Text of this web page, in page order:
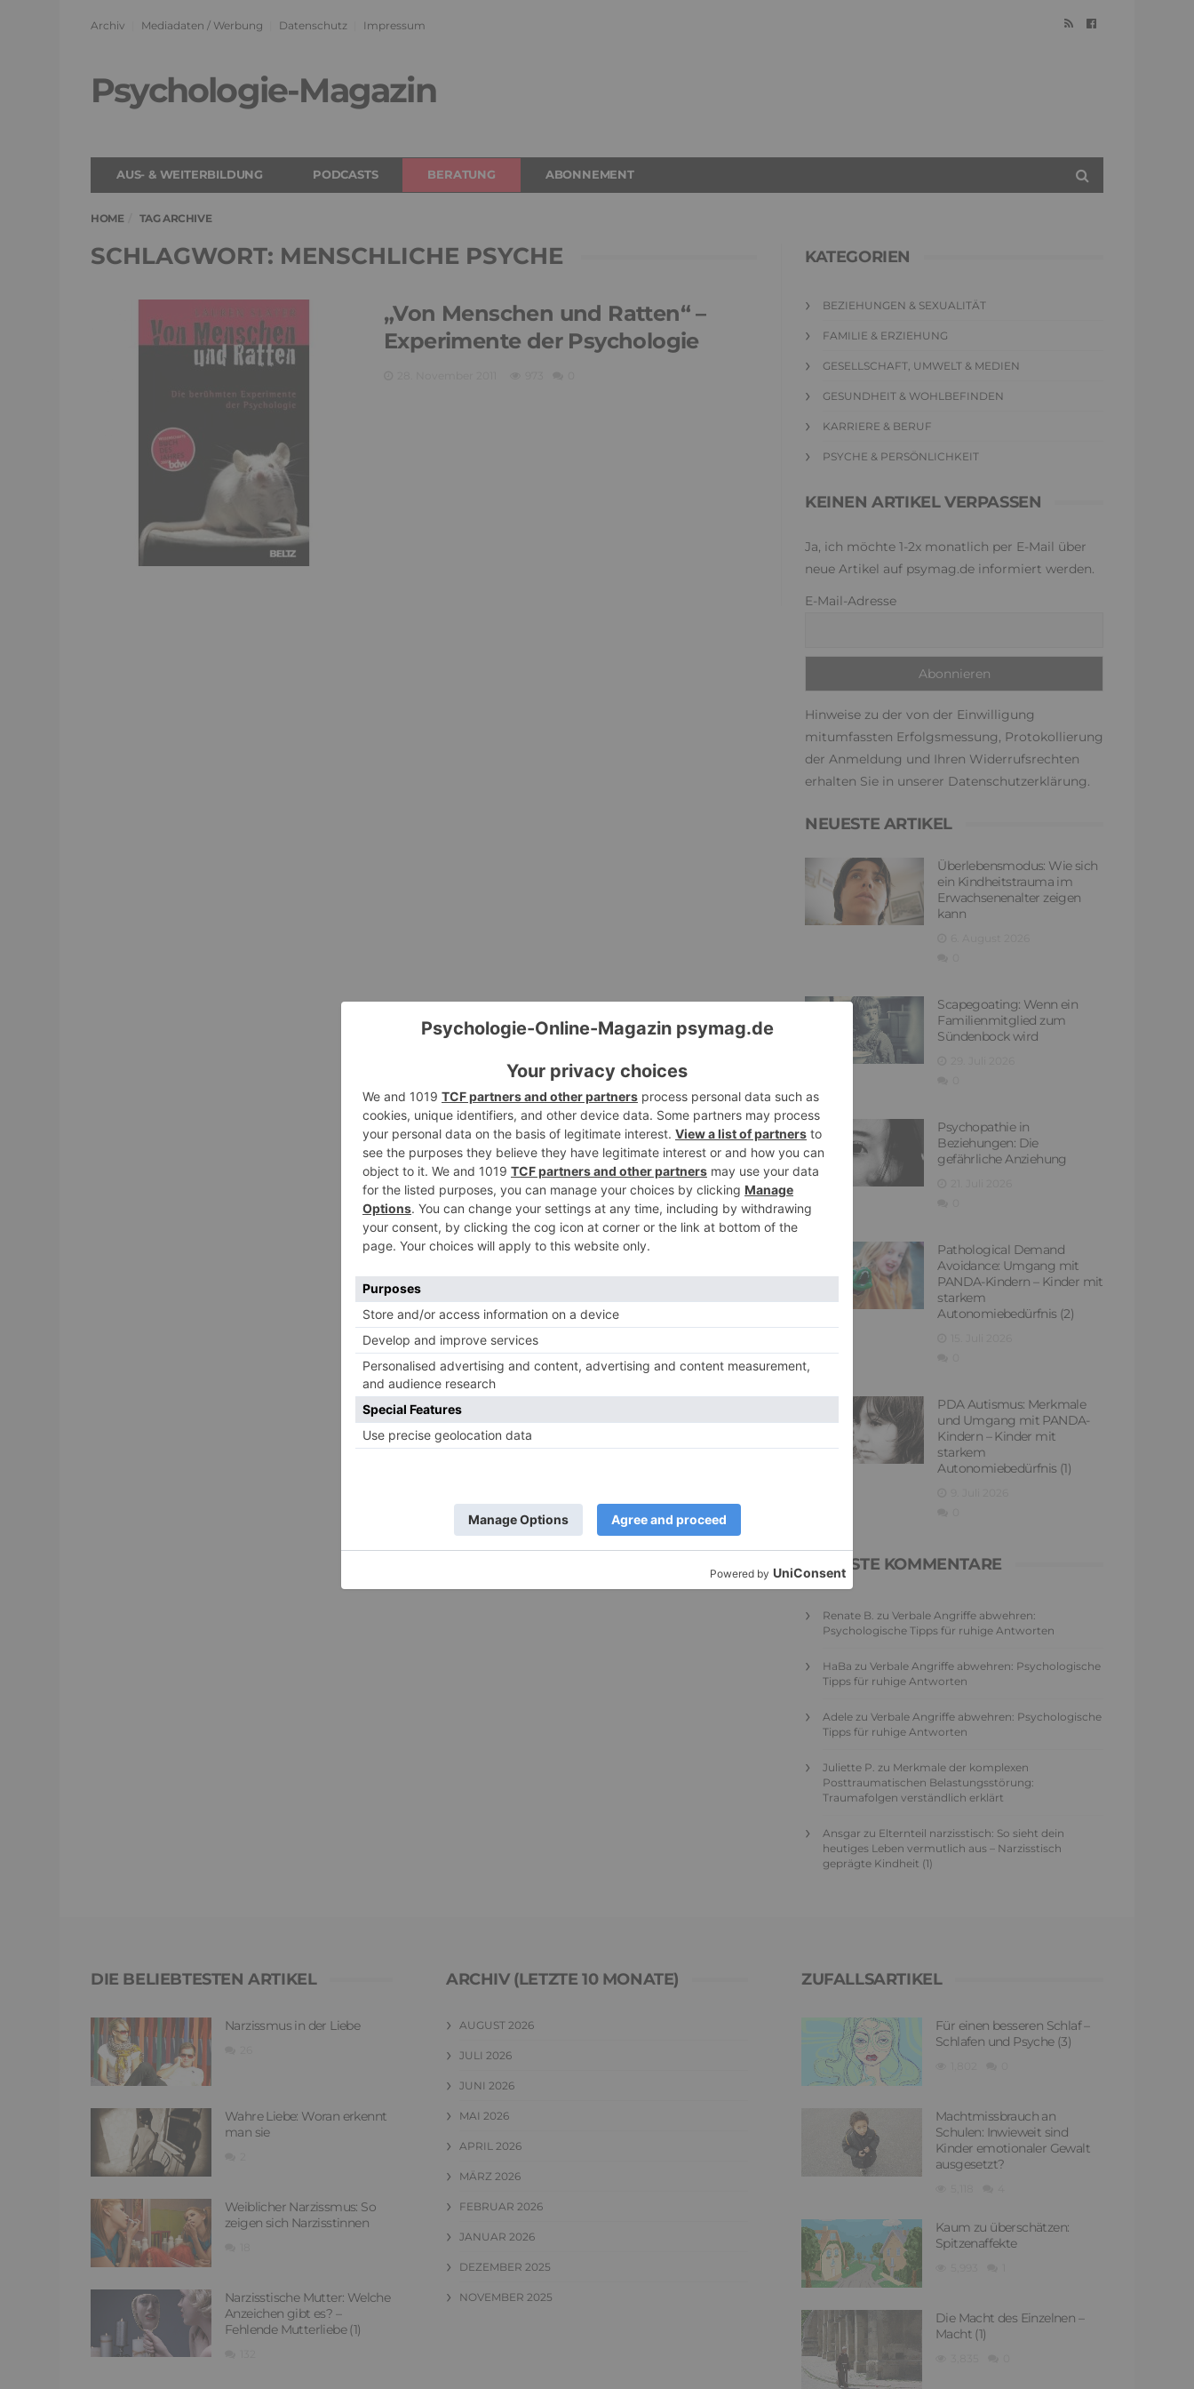
Archiv Mediadaten / Werbung Datenschutz Impressum
Psychologie-Magazin
AUS- & WEITERBILDUNG PODCASTS BERATUNG ABONNEMENT
HOME TAG ARCHIVE
SCHLAGWORT: MENSCHLICHE PSYCHE
„Von Menschen und Ratten“ –
Experimente der Psychologie
KATEGORIEN
BEZIEHUNGEN & SEXUALITÄT
FAMILIE & ERZIEHUNG
GESELLSCHAFT, UMWELT & MEDIEN
GESUNDHEIT & WOHLBEFINDEN
KARRIERE & BERUF
PSYCHE & PERSÖNLICHKEIT
KEINEN ARTIKEL VERPASSEN
Ja, ich möchte 1-2x monatlich per E-Mail über
neue Artikel auf psymag.de informiert werden.
E-Mail-Adresse
Hinweise zu der von der Einwilligung
mitumfassten Erfolgsmessung, Protokollierung
der Anmeldung und Ihren Widerrufsrechten
erhalten Sie in unserer Datenschutzerklärung.
NEUESTE ARTIKEL
Überlebensmodus: Wie sich
ein Kindheitstrauma im
Erwachsenenalter zeigen
kann
Scapegoating: Wenn ein
Familienmitglied zum
Sündenbock wird
Psychopathie in
Beziehungen: Die
gefährliche Anziehung
Pathological Demand
Avoidance: Umgang mit
PANDA-Kindern – Kinder mit
starkem
Autonomiebedürfnis (2)
PDA Autismus: Merkmale
und Umgang mit PANDA-
Kindern – Kinder mit
starkem
Autonomiebedürfnis (1)
NEUESTE KOMMENTARE
Renate B. zu Verbale Angriffe abwehren:
Psychologische Tipps für ruhige Antworten
HaBa zu Verbale Angriffe abwehren: Psychologische
Tipps für ruhige Antworten
Adele zu Verbale Angriffe abwehren: Psychologische
Tipps für ruhige Antworten
Juliette P. zu Merkmale der komplexen
Posttraumatischen Belastungsstörung:
Traumafolgen verständlich erklärt
Ansgar zu Elternteil narzisstisch: So sieht dein
heutiges Leben vermutlich aus – Narzisstisch
geprägte Kindheit (1)
DIE BELIEBTESTEN ARTIKEL
Narzissmus in der Liebe
Wahre Liebe: Woran erkennt
man sie
Weiblicher Narzissmus: So
zeigen sich Narzisstinnen
Narzisstische Mutter: Welche
Anzeichen gibt es? –
Fehlende Mutterliebe (1)
ARCHIV (LETZTE 10 MONATE)
AUGUST 2026
JULI 2026
JUNI 2026
MAI 2026
APRIL 2026
MÄRZ 2026
FEBRUAR 2026
JANUAR 2026
DEZEMBER 2025
NOVEMBER 2025
ZUFALLSARTIKEL
Für einen besseren Schlaf –
Schlafen und Psyche (3)
Machtmissbrauch an
Schulen: Inwieweit sind
Kinder emotionaler Gewalt
ausgesetzt?
Kaum zu überschätzen:
Spitzenaffekte
Die Macht des Einzelnen –
Macht (1)